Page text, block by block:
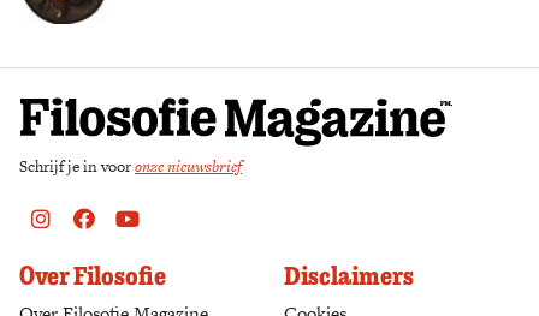
Schrijf je in vooronze nieuwsbrief
Instagram
FacebookYoutube
Over Filosofie Disclaimers